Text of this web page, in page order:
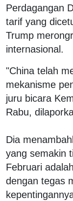
Perdagangan
tarif yang
Trump
internasional.
"China telah
mekanisme
juru bicara
Rabu,
Dia
yang semakin
Februari
dengan tegas